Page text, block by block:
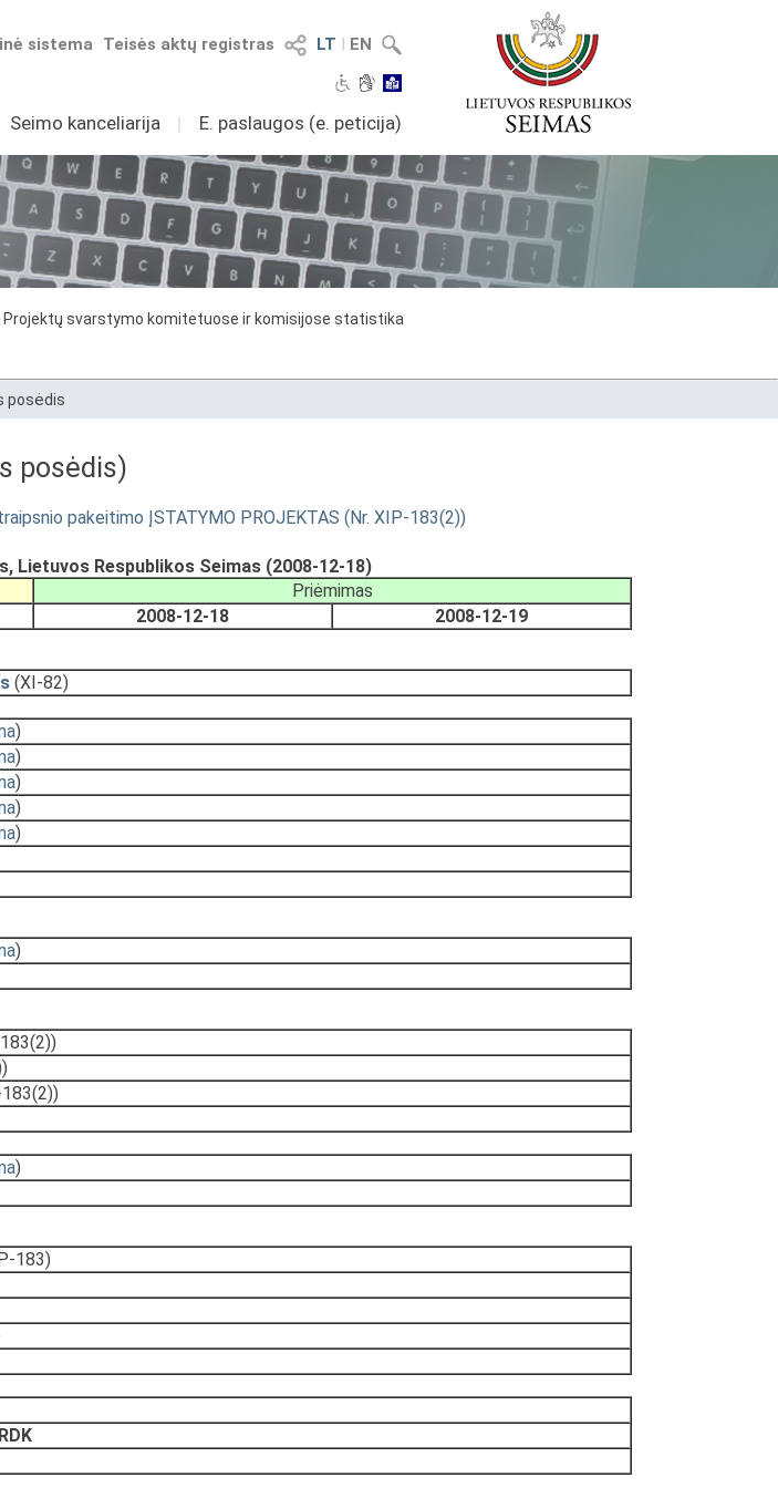
LT I EN
Teisės aktų registras
sistema
Seimo kanceliarija I E. paslaugos (e. peticija)
Projektų svarstymo komitetuose ir komisijose statistika
posėdis
posėdis)
pakeitimo ĮSTATYMO PROJEKTAS (Nr. XIP-183(2))
Lietuvos Respublikos Seimas (2008-12-18)
Priėmimas
2008-12-18 2008-12-19
(XI-82)
)
)
)
)
)
)
)
183)